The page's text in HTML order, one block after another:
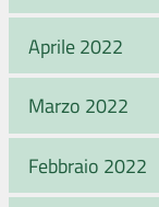
Aprile 2022
Marzo 2022
Febbraio 2022